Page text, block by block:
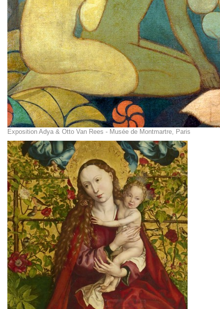
Exposition Adya & Otto Van Rees - Musée de Montmartre, Paris